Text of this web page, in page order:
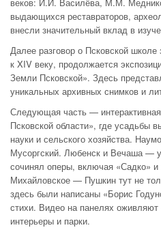
выдающихся реставраторов,
внесли значительный вклад в
Далее разговор о Псковской
к XIV веку, продолжается
Земли Псковской». Здесь
уникальных архивных снимков и
Следующая часть —
Псковской области», где усадьбы
науки и сельского хозяйства.
Мусоргский. Любенск и Вечаша —
сочинял оперы, включая «Садко»
Михайловское — Пушкин тут не
здесь были написаны «Борис
стихи. Видео на панелях
интерьеры и парки.